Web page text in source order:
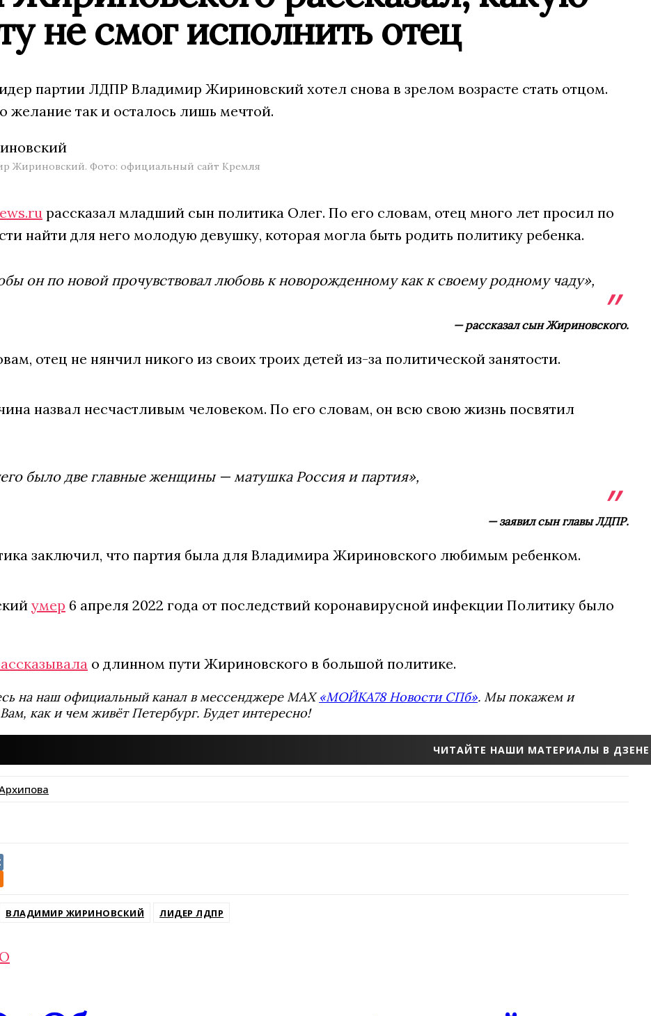
не смог исполнить отец
партии ЛДПР Владимир Жириновский хотел снова в зрелом возрасте стать отцом.
желание так и осталось лишь мечтой.
Жириновский. Фото: официальный сайт Кремля
рассказал младший сын политика Олег. По его словам, отец много лет просил по
найти для него молодую девушку, которая могла быть родить политику ребенка.
он по новой прочувствовал любовь к новорожденному как к своему родному чаду»,
— рассказал сын Жириновского.
отец не нянчил никого из своих троих детей из-за политической занятости.
назвал несчастливым человеком. По его словам, он всю свою жизнь посвятил
было две главные женщины — матушка Россия и партия»,
— заявил сын главы ЛДПР.
заключил, что партия была для Владимира Жириновского любимым ребенком.
умер 6 апреля 2022 года от последствий коронавирусной инфекции Политику было
о длинном пути Жириновского в большой политике.
на наш официальный канал в мессенджере MAX«МОЙКА78 Новости СПб». Мы покажем и
как и чем живёт Петербург. Будет интересно!
ЧИТАЙТЕ НАШИ МАТЕРИАЛЫ В ДЗЕНЕ
ВЛАДИМИР ЖИРИНОВСКИЙ ЛИДЕР ЛДПР